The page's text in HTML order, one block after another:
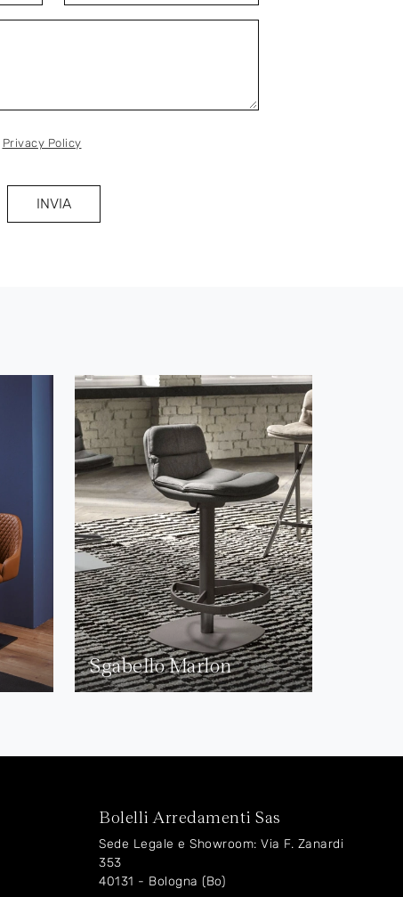
Privacy Policy
INVIA
Sgabello Marlon
Bolelli Arredamenti Sas
Sede Legale e Showroom: Via F. Zanardi
353
40131 - Bologna (Bo)